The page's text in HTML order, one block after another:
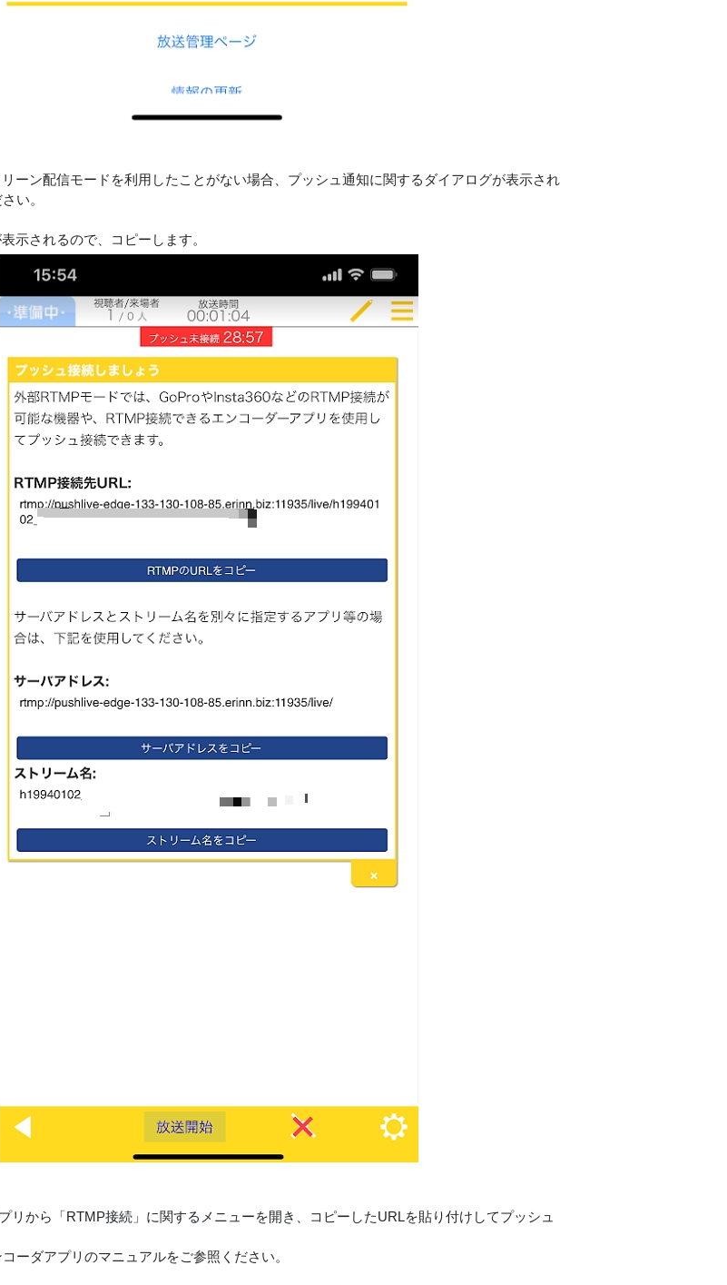
ーン配信モードを利用したことがない場合、プッシュ通知に関するダイアログが表示され
い。
示されるので、コピーします。
リから「RTMP接続」に関するメニューを開き、コピーしたURLを貼り付けしてプッシュ
ーダアプリのマニュアルをご参照ください。